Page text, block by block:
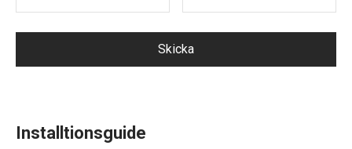
Installtionsguide